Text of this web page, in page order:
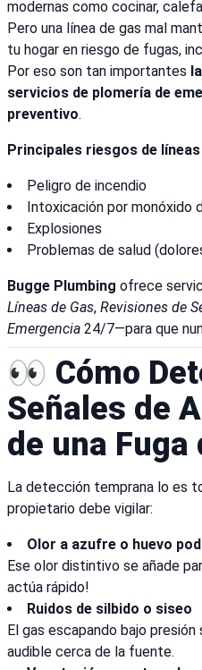
modernas como cocinar,
Pero una línea de gas mal
tu hogar en riesgo de fugas,
Por eso son tan importantes
servicios de plomería de
preventivo.
Principales riesgos de
Peligro de incendio
Intoxicación por monóxido
Explosiones
Problemas de salud
Bugge Plumbing ofrece
Líneas de Gas, Revisiones de
Emergencia 24/7—para que
👀 Cómo
Señales de
de una Fuga
La detección temprana lo es
propietario debe vigilar:
Olor a azufre o huevo
Ese olor distintivo se añade
actúa rápido!
Ruidos de silbido o siseo
El gas escapando bajo
audible cerca de la fuente.